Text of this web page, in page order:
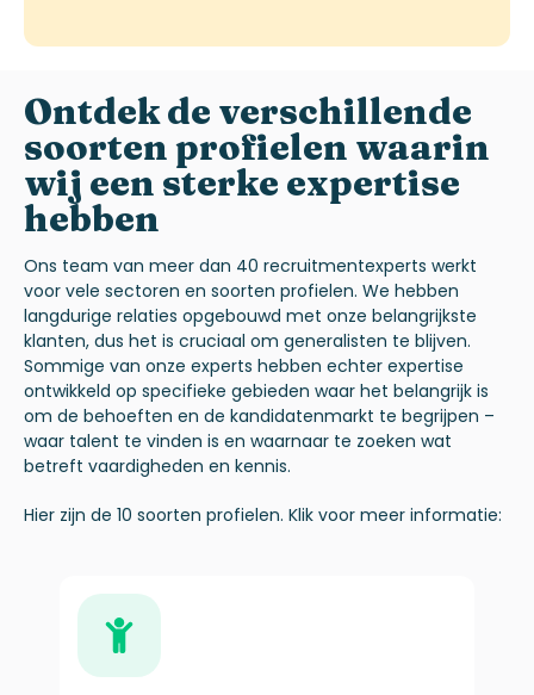
Ontdek de verschillende
soorten profielen waarin
wij een sterke expertise
hebben
Ons team van meer dan 40 recruitmentexperts werkt
voor vele sectoren en soorten profielen. We hebben
langdurige relaties opgebouwd met onze belangrijkste
klanten, dus het is cruciaal om generalisten te blijven.
Sommige van onze experts hebben echter expertise
ontwikkeld op specifieke gebieden waar het belangrijk is
om de behoeften en de kandidatenmarkt te begrijpen –
waar talent te vinden is en waarnaar te zoeken wat
betreft vaardigheden en kennis.
Hier zijn de 10 soorten profielen. Klik voor meer informatie: